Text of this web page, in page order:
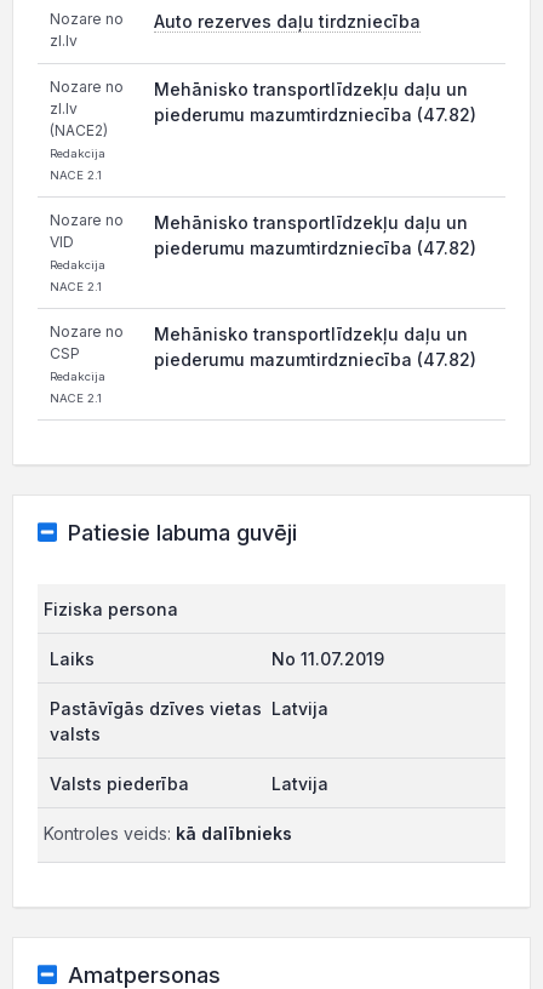
Nozare no
zl.lv
Auto rezerves daļu tirdzniecība
Nozare no
zl.lv
(NACE2)
Redakcija
NACE 2.1
Mehānisko transportlīdzekļu daļu un
piederumu mazumtirdzniecība (47.82)
Nozare no
VID
Redakcija
NACE 2.1
Mehānisko transportlīdzekļu daļu un
piederumu mazumtirdzniecība (47.82)
Nozare no
CSP
Redakcija
NACE 2.1
Mehānisko transportlīdzekļu daļu un
piederumu mazumtirdzniecība (47.82)
Patiesie labuma guvēji
Fiziska persona
No 11.07.2019
Latvija
Latvija
Kontroles veids: kā dalībnieks
Amatpersonas